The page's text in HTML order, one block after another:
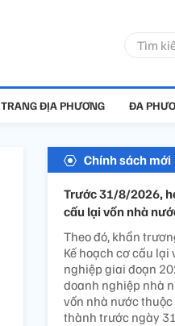
TRANG ĐỊA PHƯƠNG ĐA
Chính sách mới
Trước 31/8/2026,
cấu lại vốn nhà
Theo đó, khẩn
Kế hoạch cơ cấu
nghiệp giai đoạn
doanh nghiệp nhà
vốn nhà nước
thành trước ngày